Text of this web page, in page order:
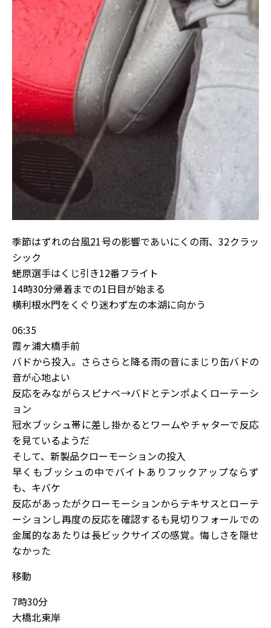
季節はずれの台風21号の影響であいにくの雨、32クラッ
シック
蛯原選手はくじ引き12番フライト
14時30分帰着までの1日目が始まる
横利根水門をくぐり迷わず左の本湖に向かう
06:35
霞ヶ浦大橋手前
バドから投入。さらさらと降る雨の音にまじり缶バドの
音が心地よい
反応をみながらスピナベ→バドとテンポよくローテーシ
ョン
冠水ブッシュ帯に差し掛かるとワームやチャターで反応
を見ているようだ
そして、新製品クローモーションの投入
早くもブッシュの中でバイトありフックアップならず
も、キバケ
反応があったがクローモーションからテキサスとローテ
ーションし再度の反応を確認するも見切りフォールでの
金属的なあたりは長ビックサイズの感覚。悔しさを隠せ
なかった
移動
7時30分
大橋北東岸